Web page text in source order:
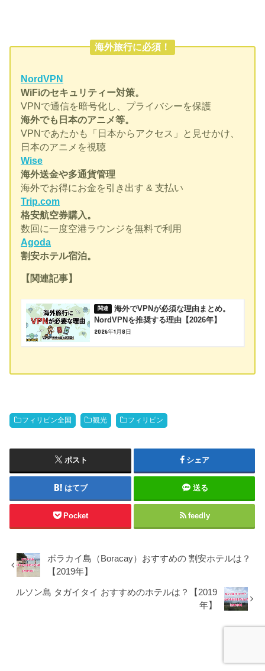
海外旅行に必須！
NordVPN
WiFiのセキュリティー対策。
VPNで通信を暗号化し、プライバシーを保護
海外でも日本のアニメ等。
VPNであたかも「日本からアクセス」と見せかけ、
日本のアニメを視聴
Wise
海外送金や多通貨管理
海外でお得にお金を引き出す & 支払い
Trip.com
格安航空券購入。
数回に一度空港ラウンジを無料で利用
Agoda
割安ホテル宿泊。
【関連記事】
海外でVPNが必須な理由まとめ。
NordVPNを推奨する理由【2026年】
2026年1月8日
フィリピン全国 観光 フィリピン
ポスト シェア
はてブ 送る
Pocket feedly
ボラカイ島（Boracay）おすすめの 割安ホテルは？
【2019年】
ルソン島 タガイタイ おすすめのホテルは？【2019
年】